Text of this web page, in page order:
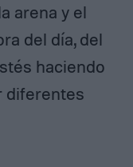
arena y el
del día, del
haciendo
diferentes